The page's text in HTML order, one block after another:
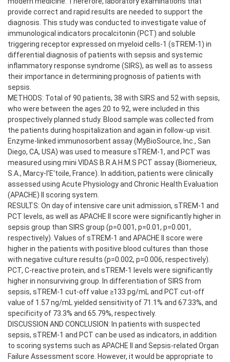
provide correct and rapid results are needed to support the
diagnosis. This study was conducted to investigate value of
immunological indicators procalcitonin (PCT) and soluble
triggering receptor expressed on myeloid cells-1 (sTREM-1) in
differential diagnosis of patients with sepsis and systemic
inflammatory response syndrome (SIRS), as well as to assess
their importance in determining prognosis of patients with
sepsis.
METHODS: Total of 90 patients, 38 with SIRS and 52 with sepsis,
who were between the ages 20 to 92, were included in this
prospectively planned study. Blood sample was collected from
the patients during hospitalization and again in follow-up visit.
Enzyme-linked immunosorbent assay (MyBioSource, Inc., San
Diego, CA, USA) was used to measure sTREM-1, and PCT was
measured using mini VIDAS B.R.A.H.M.S PCT assay (Biomerieux,
S.A., Marcy-l’E'toile, France). In addition, patients were clinically
assessed using Acute Physiology and Chronic Health Evaluation
(APACHE) II scoring system.
RESULTS: On day of intensive care unit admission, sTREM-1 and
PCT levels, as well as APACHE II score were significantly higher in
sepsis group than SIRS group (p=0.001, p=0.01, p=0.001,
respectively). Values of sTREM-1 and APACHE II score were
higher in the patients with positive blood cultures than those
with negative culture results (p=0.002, p=0.006, respectively).
PCT, C-reactive protein, and sTREM-1 levels were significantly
higher in nonsurviving group. In differentiation of SIRS from
sepsis, sTREM-1 cut-off value ≥133 pg/mL and PCT cut-off
value of 1.57 ng/mL yielded sensitivity of 71.1% and 67.33%, and
specificity of 73.3% and 65.79%, respectively.
DISCUSSION AND CONCLUSION: In patients with suspected
sepsis, sTREM-1 and PCT can be used as indicators, in addition
to scoring systems such as APACHE II and Sepsis-related Organ
Failure Assessment score. However, it would be appropriate to